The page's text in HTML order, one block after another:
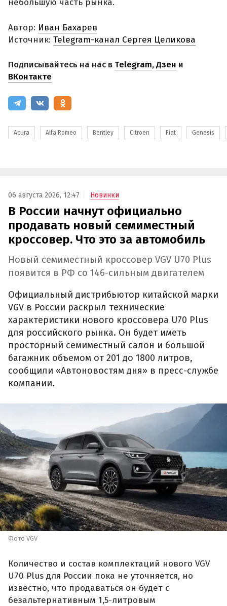
небольшую часть рынка.
Автор: Иван Бахарев
Источник: Telegram-канал Сергея Целикова
Подписывайтесь на нас в Telegram,Дзен и
ВКонтакте
Acura Alfa Romeo Bentley Citroen Fiat Genesis
06 августа 2026, 12:47 Новинки
В России начнут официально
продавать новый семиместный
кроссовер. Что это за автомобиль
Новый семиместный кроссовер VGV U70 Plus
появится в РФ со 146-сильным двигателем
Официальный дистрибьютор китайской марки
VGV в России раскрыл технические
характеристики нового кроссовера U70 Plus
для российского рынка. Он будет иметь
просторный семиместный салон и большой
багажник объемом от 201 до 1800 литров,
сообщили «Автоновостям дня» в пресс-службе
компании.
Фото VGV
Количество и состав комплектаций нового VGV
U70 Plus для России пока не уточняется, но
известно, что продаваться он будет с
безальтернативным 1,5-литровым